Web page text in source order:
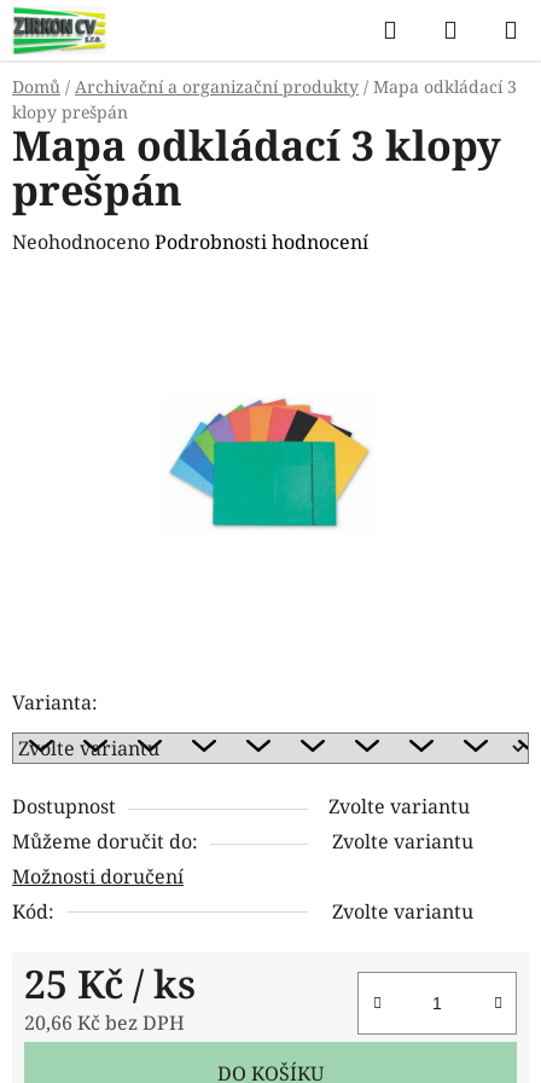
Přejít
na
obsah
Hledat
KOŠÍK
Domů / Archivační a organizační produkty / Mapa odkládací 3
klopy prešpán
Varianta:
Dostupnost
Zvolte variantu
Můžeme doručit do:
Zvolte variantu
Možnosti doručení
Kód:
Zvolte variantu
25 Kč / ks
20,66 Kč bez DPH
DO KOŠÍKU
Mapa odkládací 3 klopy
prešpán
Průměrné
NeohodnocenoPodrobnosti hodnocení